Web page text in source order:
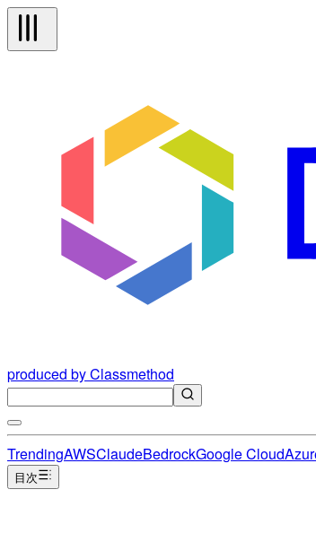
produced by Classmethod
TrendingAWSClaudeBedrockGoogle Cloud
目次